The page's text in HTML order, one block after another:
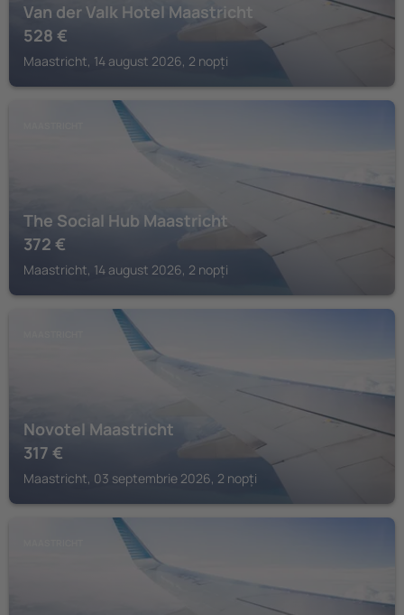
Van der Valk Hotel Maastricht
528 €
Maastricht, 14 august 2026, 2 nopți
The Social Hub Maastricht
372 €
Maastricht, 14 august 2026, 2 nopți
Novotel Maastricht
317 €
Maastricht, 03 septembrie 2026, 2 nopți